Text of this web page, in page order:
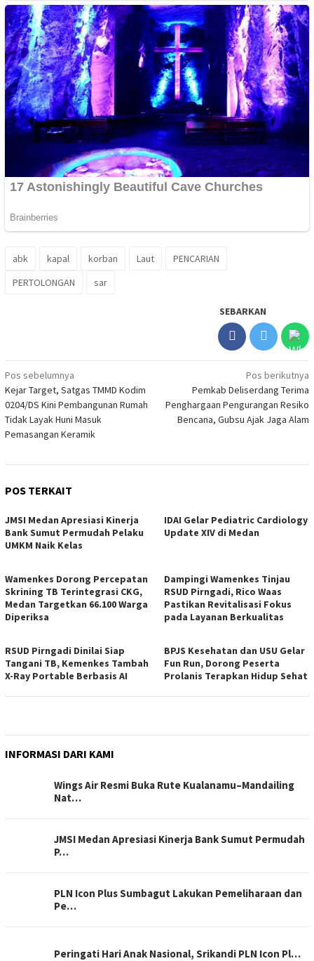
abk kapal korban Laut
PENCARIAN
PERTOLONGAN
sar
SEBARKAN
Navigasi
pos
Pos sebelumnya
Kejar Target, Satgas TMMD Kodim
0204/DS Kini Pembangunan Rumah
Tidak Layak Huni Masuk
Pemasangan Keramik
Pos berikutnya
Pemkab Deliserdang Terima
Penghargaan Pengurangan Resiko
Bencana, Gubsu Ajak Jaga Alam
POS TERKAIT
JMSI Medan Apresiasi Kinerja
Bank Sumut Permudah Pelaku
UMKM Naik Kelas
IDAI Gelar Pediatric Cardiology
Update XIV di Medan
Wamenkes Dorong Percepatan
Skrining TB Terintegrasi CKG,
Medan Targetkan 66.100 Warga
Diperiksa
Dampingi Wamenkes Tinjau
RSUD Pirngadi, Rico Waas
Pastikan Revitalisasi Fokus
pada Layanan Berkualitas
RSUD Pirngadi Dinilai Siap
Tangani TB, Kemenkes Tambah
X-Ray Portable Berbasis AI
BPJS Kesehatan dan USU Gelar
Fun Run, Dorong Peserta
Prolanis Terapkan Hidup Sehat
INFORMASI DARI KAMI
Wings Air Resmi Buka Rute Kualanamu–Mandailing
Nat…
JMSI Medan Apresiasi Kinerja Bank Sumut Permudah
P…
PLN Icon Plus Sumbagut Lakukan Pemeliharaan dan
Pe…
Peringati Hari Anak Nasional, Srikandi PLN Icon Pl…